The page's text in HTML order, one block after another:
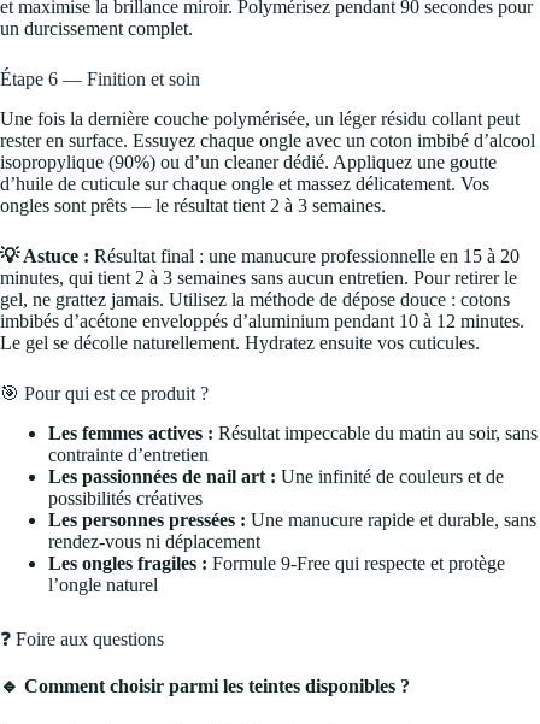
et maximise la brillance miroir. Polymérisez pendant 90 secondes pour
un durcissement complet.
Étape 6 — Finition et soin
Une fois la dernière couche polymérisée, un léger résidu collant peut
rester en surface. Essuyez chaque ongle avec un coton imbibé d’alcool
isopropylique (90%) ou d’un cleaner dédié. Appliquez une goutte
d’huile de cuticule sur chaque ongle et massez délicatement. Vos
ongles sont prêts — le résultat tient 2 à 3 semaines.
💡 Astuce : Résultat final : une manucure professionnelle en 15 à 20
minutes, qui tient 2 à 3 semaines sans aucun entretien. Pour retirer le
gel, ne grattez jamais. Utilisez la méthode de dépose douce : cotons
imbibés d’acétone enveloppés d’aluminium pendant 10 à 12 minutes.
Le gel se décolle naturellement. Hydratez ensuite vos cuticules.
🎯 Pour qui est ce produit ?
Les femmes actives : Résultat impeccable du matin au soir, sans
contrainte d’entretien
Les passionnées de nail art : Une infinité de couleurs et de
possibilités créatives
Les personnes pressées : Une manucure rapide et durable, sans
rendez-vous ni déplacement
Les ongles fragiles : Formule 9-Free qui respecte et protège
l’ongle naturel
❓ Foire aux questions
🔹 Comment choisir parmi les teintes disponibles ?